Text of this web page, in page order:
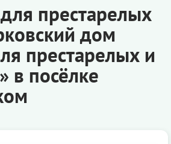
престарелых
дом
престарелых и
в посёлке